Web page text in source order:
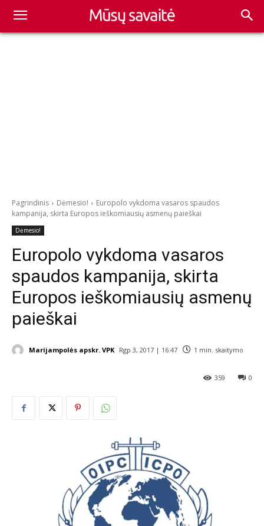
Pagrindinis Dėmesio!
Europolo vykdoma vasaros spaudos
kampanija, skirta Europos ieškomiausių asmenų paieškai
Dėmesio!
Europolo vykdoma vasaros
spaudos kampanija, skirta
Europos ieškomiausių asmenų
paieškai
Marijampolės apskr. VPK Rgp 3, 2017 | 16:47 1 min. skaitymo
0
359